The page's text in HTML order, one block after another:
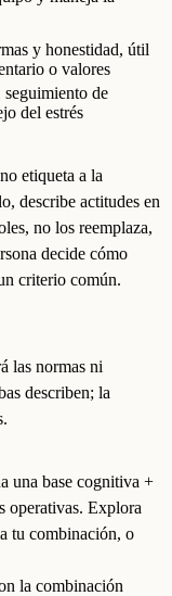
y honestidad, útil
o valores
de
del estrés
etiqueta a la
describe actitudes en
no los reemplaza,
decide cómo
criterio común.
las normas ni
describen; la
una base cognitiva +
operativas. Explora
tu combinación, o
la combinación